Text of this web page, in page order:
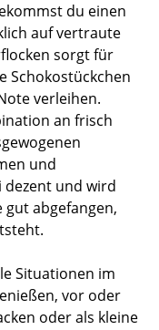
du einen
auf vertraute
sorgt für
Schokostückchen
verleihen.
an frisch
und
dezent und wird
abgefangen,
Situationen im
vor oder
oder als kleine